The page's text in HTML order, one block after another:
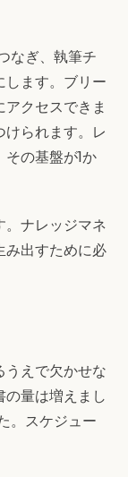
なぎ、執筆チ
します。ブリー
クセスできま
られます。レ
の基盤が1か
ナレッジマネ
み出すために必
えで欠かせな
量は増えまし
。スケジュー